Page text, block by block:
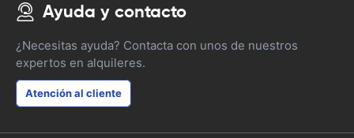
Ayuda y contacto
¿Necesitas ayuda? Contacta con unos de nuestros
expertos en alquileres.
Atención al cliente